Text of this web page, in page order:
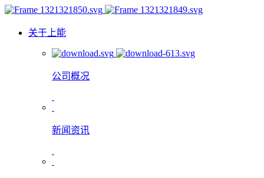
关于上能
公司概况
新闻资讯